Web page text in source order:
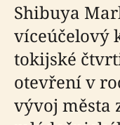
Shibuya
víceúčelový
tokijské
otevření v
vývoj města